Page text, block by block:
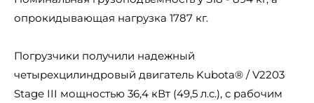
опрокидывающая нагрузка 1787 кг.
Погрузчики получили надежный
четырехцилиндровый двигатель Kubota® / V2203
Stage III мощностью 36,4 кВт (49,5 л.с.), с рабочим